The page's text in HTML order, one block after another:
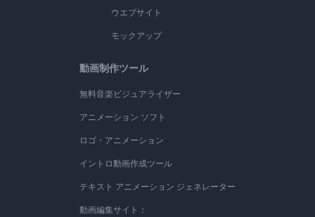
ウエブサイト
モックアップ
動画制作ツール
無料音楽ビジュアライザー
アニメーション ソフト
ロゴ・アニメーション
イントロ動画作成ツール
テキスト アニメーション ジェネレーター
動画編集サイト：